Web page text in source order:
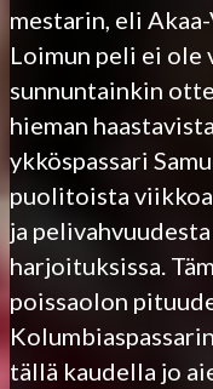
mestarin, eli
Loimun peli ei ole
sunnuntainkin
hieman
ykköspassari
puolitoista
ja
harjoituksissa.
poissaolon
tällä kaudella jo